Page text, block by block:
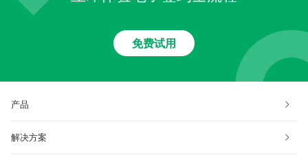
免费试用
产品
解决方案